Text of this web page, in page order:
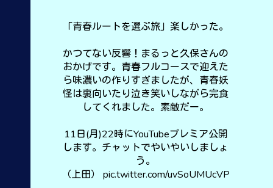
「青春ルートを選ぶ旅」楽しかった。
かつてない反響！まるっと久保さんの
おかげです。青春フルコースで迎えた
ら味濃いの作りすぎましたが、青春妖
怪は裏向いたり泣き笑いしながら完食
してくれました。素敵だー。
11日(月)22時にYouTubeプレミア公開
します。チャットでやいやいしましょ
う。
（上田）pic.twitter.com/uvSoUMUcVP